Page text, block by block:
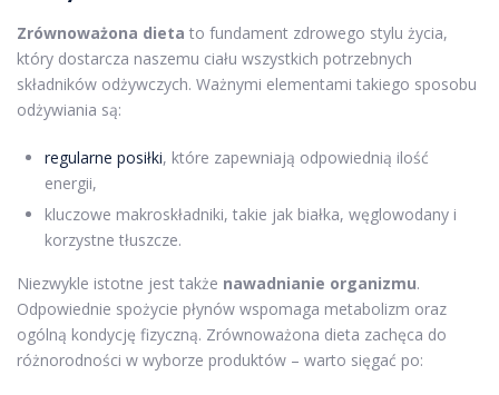
Zrównoważona dieta to fundament zdrowego stylu życia,
który dostarcza naszemu ciału wszystkich potrzebnych
składników odżywczych. Ważnymi elementami takiego sposobu
odżywiania są:
regularne posiłki, które zapewniają odpowiednią ilość
energii,
kluczowe makroskładniki, takie jak białka, węglowodany i
korzystne tłuszcze.
Niezwykle istotne jest także nawadnianie organizmu.
Odpowiednie spożycie płynów wspomaga metabolizm oraz
ogólną kondycję fizyczną. Zrównoważona dieta zachęca do
różnorodności w wyborze produktów – warto sięgać po: